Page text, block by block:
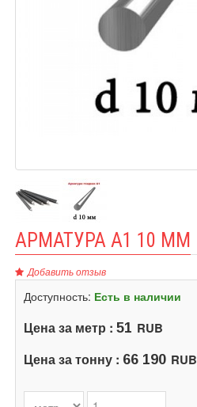
АРМАТУРА А1 10 ММ
Добавить отзыв
Доступность: Есть в наличии
Цена за метр :51 RUB
Цена за тонну : 66 190 RUB